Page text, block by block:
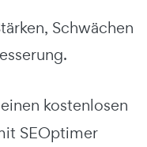
Schwächen
kostenlosen
SEOptimer